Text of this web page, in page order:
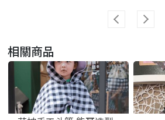
相關商品